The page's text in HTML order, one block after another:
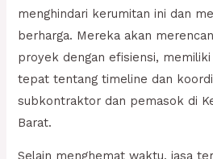
menghindari kerumitan ini dan
berharga. Mereka akan
proyek dengan efisiensi,
tepat tentang timeline dan
subkontraktor dan pemasok di
Barat.
Selain menghemat waktu, jasa